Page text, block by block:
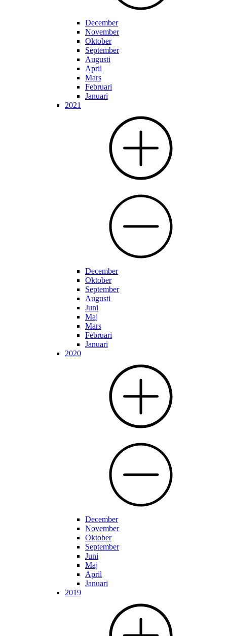
December
November
Oktober
September
Augusti
April
Mars
Februari
Januari
2021
December
Oktober
September
Augusti
Juni
Maj
Mars
Februari
Januari
2020
December
November
Oktober
September
Juni
Maj
April
Januari
2019